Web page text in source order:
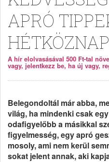
APRÓ
A hír elolvasásával 500 Ft-tal
vagy, jelentkezz be, ha új vagy,
Belegondoltál már abba,
világ, ha mindenki csak
odafigyelőbb a másikkal
figyelmesség, egy apró
mosoly, ami nem kerül
sokat jelent annak, aki